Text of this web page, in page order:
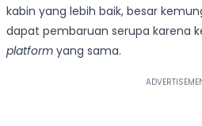
kabin yang lebih baik, besar
dapat pembaruan serupa karena
platform yang sama.